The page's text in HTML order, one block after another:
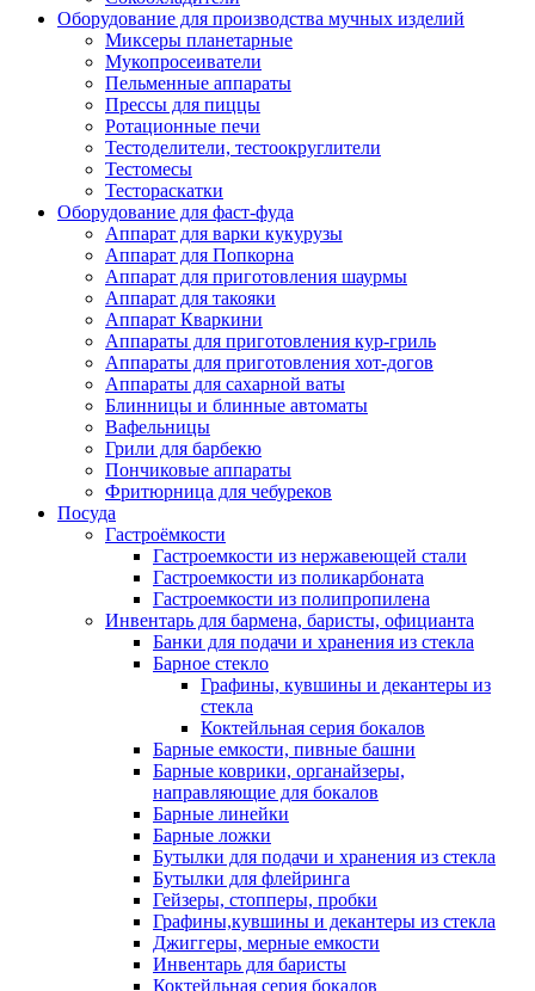
Оборудование для производства мучных изделий
Миксеры планетарные
Мукопросеиватели
Пельменные аппараты
Прессы для пиццы
Ротационные печи
Тестоделители, тестоокруглители
Тестомесы
Тестораскатки
Оборудование для фаст-фуда
Аппарат для варки кукурузы
Аппарат для Попкорна
Аппарат для приготовления шаурмы
Аппарат для такояки
Аппарат Кваркини
Аппараты для приготовления кур-гриль
Аппараты для приготовления хот-догов
Аппараты для сахарной ваты
Блинницы и блинные автоматы
Вафельницы
Грили для барбекю
Пончиковые аппараты
Фритюрница для чебуреков
Посуда
Гастроёмкости
Гастроемкости из нержавеющей стали
Гастроемкости из поликарбоната
Гастроемкости из полипропилена
Инвентарь для бармена, баристы, официанта
Банки для подачи и хранения из стекла
Барное стекло
Графины, кувшины и декантеры из
стекла
Коктейльная серия бокалов
Барные емкости, пивные башни
Барные коврики, органайзеры,
направляющие для бокалов
Барные линейки
Барные ложки
Бутылки для подачи и хранения из стекла
Бутылки для флейринга
Гейзеры, стопперы, пробки
Графины,кувшины и декантеры из стекла
Джиггеры, мерные емкости
Инвентарь для баристы
Коктейльная серия бокалов